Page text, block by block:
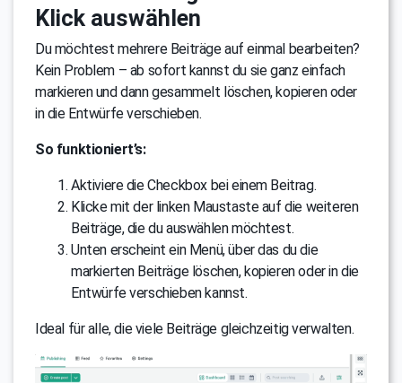
Klick auswählen
Du möchtest mehrere Beiträge auf einmal bearbeiten?
Kein Problem – ab sofort kannst du sie ganz einfach
markieren und dann gesammelt löschen, kopieren oder
in die Entwürfe verschieben.
So funktioniert’s:
Aktiviere die Checkbox bei einem Beitrag.
Klicke mit der linken Maustaste auf die weiteren
Beiträge, die du auswählen möchtest.
Unten erscheint ein Menü, über das du die
markierten Beiträge löschen, kopieren oder in die
Entwürfe verschieben kannst.
Ideal für alle, die viele Beiträge gleichzeitig verwalten.